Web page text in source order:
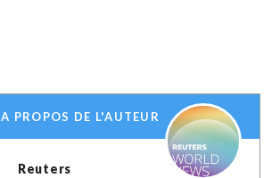
A PROPOS DE L'AUTEUR
Reuters